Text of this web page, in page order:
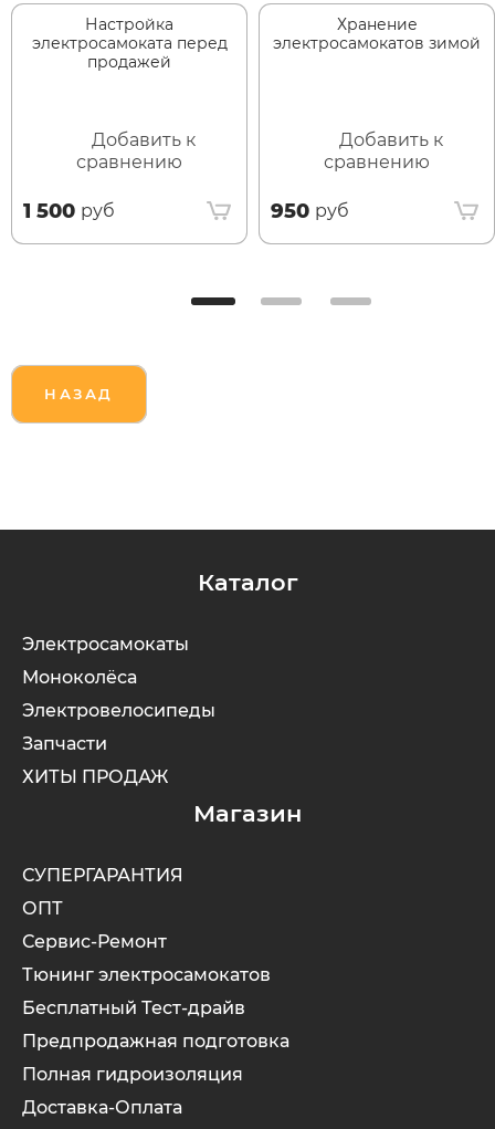
Настройка
электросамоката перед
продажей
Добавить к
сравнению
1 500 руб
Хранение
электросамокатов зимой
Добавить к
сравнению
950 руб
НАЗАД
Каталог
Электросамокаты
Моноколёса
Электровелосипеды
Запчасти
ХИТЫ ПРОДАЖ
Магазин
СУПЕРГАРАНТИЯ
ОПТ
Сервис-Ремонт
Тюнинг электросамокатов
Бесплатный Тест-драйв
Предпродажная подготовка
Полная гидроизоляция
Доставка-Оплата